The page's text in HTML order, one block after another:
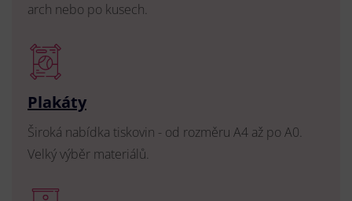
arch nebo po kusech.
Plakáty
Široká nabídka tiskovin - od rozměru A4 až po A0.
Velký výběr materiálů.